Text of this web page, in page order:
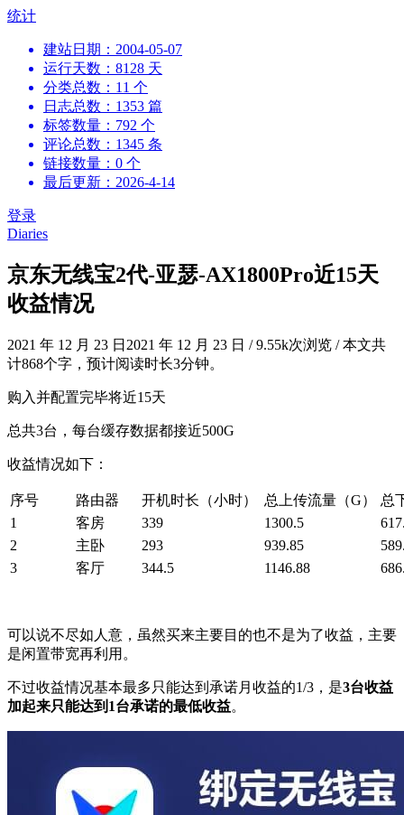
跳
统计
建站日期：2004-05-07
运行天数：8128 天
分类总数：11 个
日志总数：1353 篇
标签数量：792 个
评论总数：1345 条
链接数量：0 个
最后更新：2026-4-14
登录
Diaries
京东无线宝2代-亚瑟-AX1800Pro近15天
收益情况
2021 年 12 月 23 日 2021 年 12 月 23 日 /9.55k次浏览 /本文共
计868个字，预计阅读时长3分钟。
购入并配置完毕将近15天
总共3台，每台缓存数据都接近500G
收益情况如下：
序号 路由器 开机时长（小时） 总上传流量（G）
总
1
客房 339 1300.5
2
主卧 293 939.85
3
客厅 344.5 1146.88
可以说不尽如人意，虽然买来主要目的也不是为了收益，主要
是闲置带宽再利用。
不过收益情况基本最多只能达到承诺月收益的1/3，是3台收益
加起来只能达到1台承诺的最低收益。